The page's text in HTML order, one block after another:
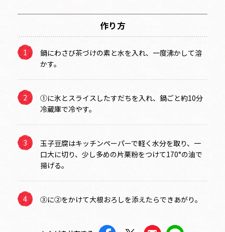
作り方
鍋にわさび茶づけの素と水を入れ、一度沸かして溶
かす。
①に氷とスライスしたすだちを入れ、鍋ごと約10分
冷蔵庫で冷やす。
玉子豆腐はキッチンペーパーで軽く水分を取り、一
口大に切り、少し多めの片栗粉をつけて170°の油で
揚げる。
③に②をかけて大根おろしを添えたらできあがり。